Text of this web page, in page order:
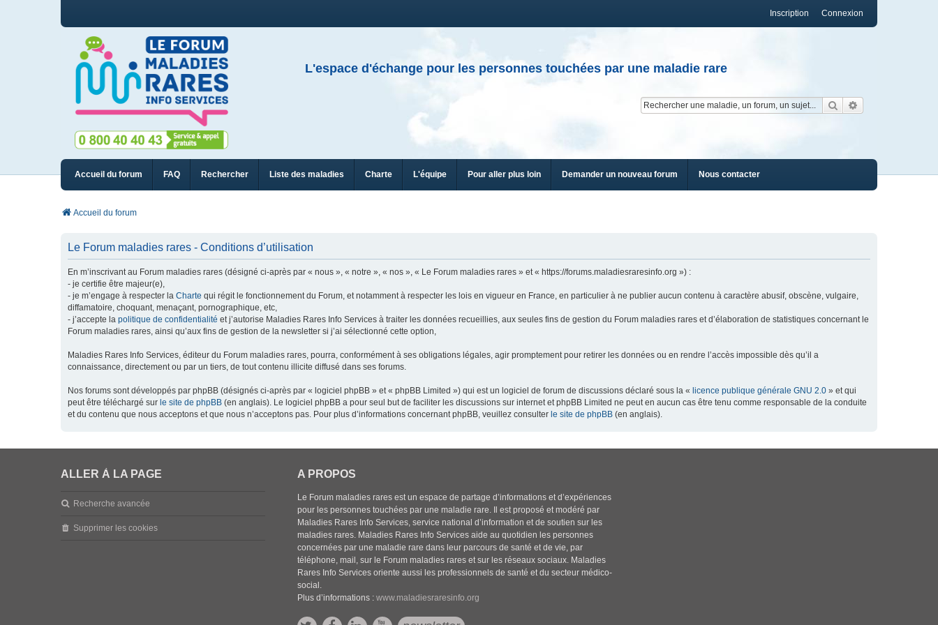
Connexion
Inscription
L'espace d'échange pour les personnes touchées par une maladie rare
Rechercher
Accueil du forum FAQ Rechercher Liste des maladies Charte L'équipe Pour aller plus loin Demander un nouveau forum Nous contacter
Accueil du forum
Le Forum maladies rares - Conditions d’utilisation
En m’inscrivant au Forum maladies rares (désigné ci-après par « nous », « notre », « nos », « Le Forum maladies rares » et « https://forums.maladiesraresinfo.org ») :
- je certifie être majeur(e),
- je m’engage à respecter la Charte qui régit le fonctionnement du Forum, et notamment à respecter les lois en vigueur en France, en particulier à ne publier aucun contenu à caractère abusif, obscène, vulgaire,
diffamatoire, choquant, menaçant, pornographique, etc,
- j’accepte la politique de confidentialité et j’autorise Maladies Rares Info Services à traiter les données recueillies, aux seules fins de gestion du Forum maladies rares et d’élaboration de statistiques concernant le
Forum maladies rares, ainsi qu’aux fins de gestion de la newsletter si j’ai sélectionné cette option,
Maladies Rares Info Services, éditeur du Forum maladies rares, pourra, conformément à ses obligations légales, agir promptement pour retirer les données ou en rendre l’accès impossible dès qu’il a
connaissance, directement ou par un tiers, de tout contenu illicite diffusé dans ses forums.
Nos forums sont développés par phpBB (désignés ci-après par « logiciel phpBB » et « phpBB Limited ») qui est un logiciel de forum de discussions déclaré sous la « licence publique générale GNU 2.0 » et qui
peut être téléchargé sur le site de phpBB (en anglais). Le logiciel phpBB a pour seul but de faciliter les discussions sur internet et phpBB Limited ne peut en aucun cas être tenu comme responsable de la conduite
et du contenu que nous acceptons et que nous n’acceptons pas. Pour plus d’informations concernant phpBB, veuillez consulter le site de phpBB (en anglais).
ALLER À LA PAGE
Recherche avancée
Supprimer les cookies
A PROPOS
Le Forum maladies rares est un espace de partage d’informations et d’expériences
pour les personnes touchées par une maladie rare. Il est proposé et modéré par
Maladies Rares Info Services, service national d’information et de soutien sur les
maladies rares. Maladies Rares Info Services aide au quotidien les personnes
concernées par une maladie rare dans leur parcours de santé et de vie, par
téléphone, mail, sur le Forum maladies rares et sur les réseaux sociaux. Maladies
Rares Info Services oriente aussi les professionnels de santé et du secteur médico-
social.
Plus d’informations :www.maladiesraresinfo.org